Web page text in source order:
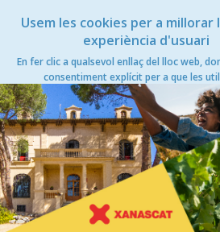
Usem les cookies per a millorar
experiència d'usuari
En fer clic a qualsevol enllaç del lloc web,
consentiment explícit per a que les
Toggle
Toggle
navigation
Carnet d’alberguista